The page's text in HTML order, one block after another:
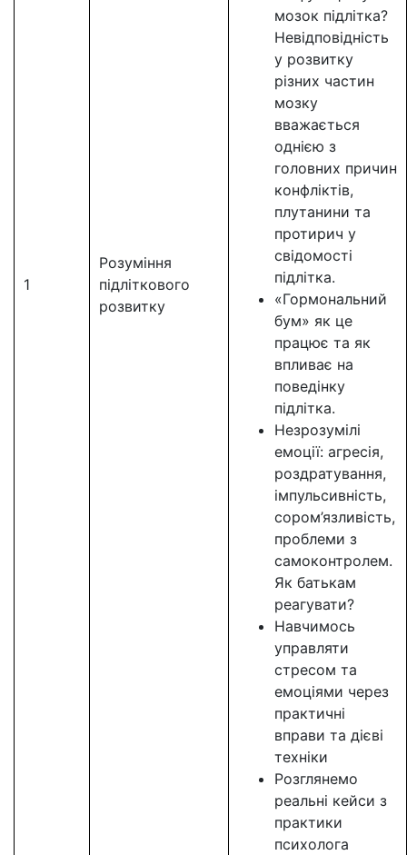
1
Розуміння
підліткового
розвитку
мозок підлітка?
Невідповідність
у розвитку
різних частин
мозку
вважається
однією з
головних причин
конфліктів,
плутанини та
протирич у
свідомості
підлітка.
«Гормональний
бум» як це
працює та як
впливає на
поведінку
підлітка.
Незрозумілі
емоції: агресія,
роздратування,
імпульсивність,
сором’язливість,
проблеми з
самоконтролем.
Як батькам
реагувати?
Навчимось
управляти
стресом та
емоціями через
практичні
вправи та дієві
техніки
Розглянемо
реальні кейси з
практики
психолога